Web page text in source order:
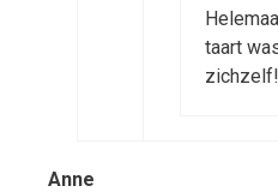
taart
zichzelf!
Anne